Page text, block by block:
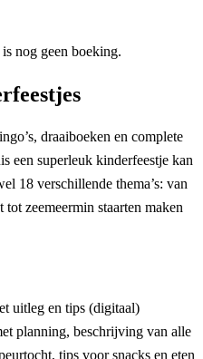
nog geen boeking.
draaiboeken en complete
een superleuk kinderfeestje kan
18 verschillende thema’s: van
zeemeermin staarten maken
uitleg en tips (digitaal)
planning, beschrijving van alle
tips voor snacks en eten